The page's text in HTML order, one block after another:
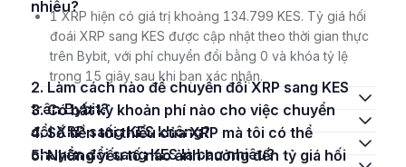
nhiêu?
1 XRP hiện có giá trị khoảng 134.799 KES. Tỷ giá hối
đoái XRP sang KES được cập nhật theo thời gian thực
trên Bybit, với phí chuyển đổi bằng 0 và khóa tỷ lệ
trong 15 giây sau khi bạn xác nhận.
2. Làm cách nào để chuyển đổi XRP sang KES
trên Bybit?
3. Có bất kỳ khoản phí nào cho việc chuyển
đổi XRP sang KES không?
4. Số tiền tối thiểu của XRP mà tôi có thể
chuyển đổi sang KES là bao nhiêu?
5. Những yếu tố nào ảnh hưởng đến tỷ giá hối